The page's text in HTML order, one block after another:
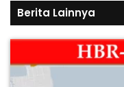
Berita Lainnya